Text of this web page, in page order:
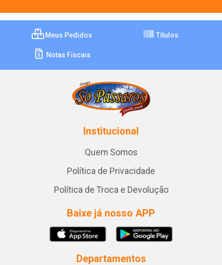
Meus Pedidos Títulos
Notas Fiscais
Institucional
Quem Somos
Política de Privacidade
Política de Troca e Devolução
Baixe já nosso APP
Departamentos